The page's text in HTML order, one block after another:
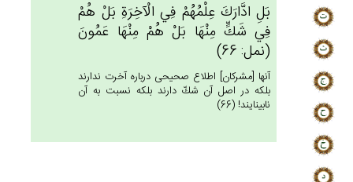
بَل‌ِ ادَّارَك‌َ عِلْمُهُم‌ْ فِي‌ الْآخِرَة‌ِ بَل‌ْ هُم‌ْ
فِي‌ شَك‌ٍّ مِنْهَا بَل‌ْ هُمْ‌ مِنْهَا عَمُون‌َ
(نمل: 66)
آنها [مشركان‏] اطلاع صحيحى درباره آخرت ندارند
بلكه در اصل آن شكّ دارند بلكه نسبت به آن
نابينايند! (66)